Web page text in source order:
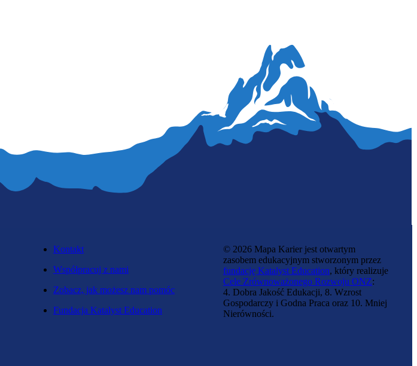
Kontakt
Współpracuj z nami
Zobacz, jak możesz nam pomóc
Fundacja Katalyst Education
© 2026 Mapa Karier jest otwartym
zasobem edukacyjnym stworzonym przez
fundację Katalyst Education, który realizuje
Cele Zrównoważonego Rozwoju ONZ:
4. Dobra Jakość Edukacji, 8. Wzrost
Gospodarczy i Godna Praca oraz 10. Mniej
Nierówności.